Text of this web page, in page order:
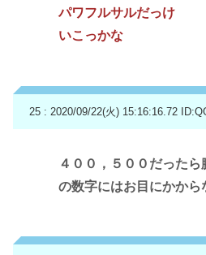
パワフルサルだっけ
いこっかな
25 : 2020/09/22(火) 15:16:16.72
４００，５００だったら
の数字にはお目にかから